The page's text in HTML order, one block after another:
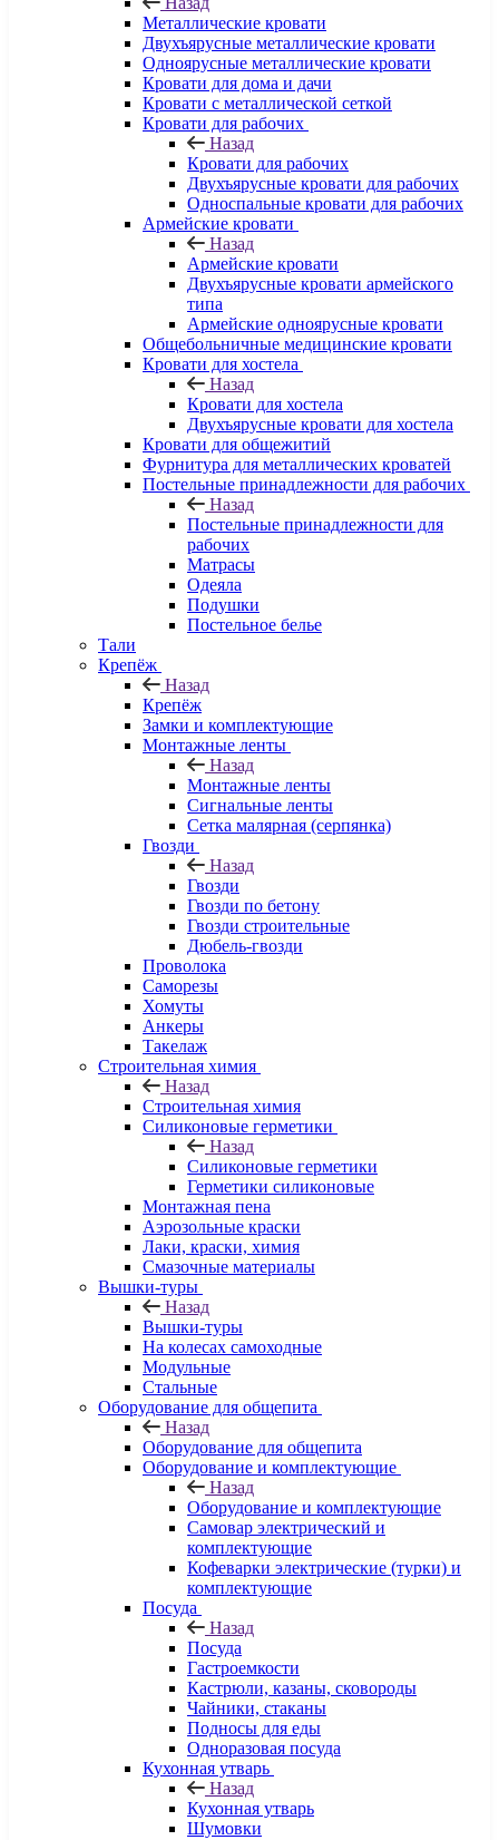
Металлические кровати
Двухъярусные металлические кровати
Одноярусные металлические кровати
Кровати для дома и дачи
Кровати с металлической сеткой
Кровати для рабочих
Назад
Кровати для рабочих
Двухъярусные кровати для рабочих
Односпальные кровати для рабочих
Армейские кровати
Назад
Армейские кровати
Двухъярусные кровати армейского
типа
Армейские одноярусные кровати
Общебольничные медицинские кровати
Кровати для хостела
Назад
Кровати для хостела
Двухъярусные кровати для хостела
Кровати для общежитий
Фурнитура для металлических кроватей
Постельные принадлежности для рабочих
Назад
Постельные принадлежности для
рабочих
Матрасы
Одеяла
Подушки
Постельное белье
Тали
Крепёж
Назад
Крепёж
Замки и комплектующие
Монтажные ленты
Назад
Монтажные ленты
Сигнальные ленты
Сетка малярная (серпянка)
Гвозди
Назад
Гвозди
Гвозди по бетону
Гвозди строительные
Дюбель-гвозди
Проволока
Саморезы
Хомуты
Анкеры
Такелаж
Строительная химия
Назад
Строительная химия
Силиконовые герметики
Назад
Силиконовые герметики
Герметики силиконовые
Монтажная пена
Аэрозольные краски
Лаки, краски, химия
Смазочные материалы
Вышки-туры
Назад
Вышки-туры
На колесах самоходные
Модульные
Стальные
Оборудование для общепита
Назад
Оборудование для общепита
Оборудование и комплектующие
Назад
Оборудование и комплектующие
Самовар электрический и
комплектующие
Кофеварки электрические (турки) и
комплектующие
Посуда
Назад
Посуда
Гастроемкости
Кастрюли, казаны, сковороды
Чайники, стаканы
Подносы для еды
Одноразовая посуда
Кухонная утварь
Назад
Кухонная утварь
Шумовки